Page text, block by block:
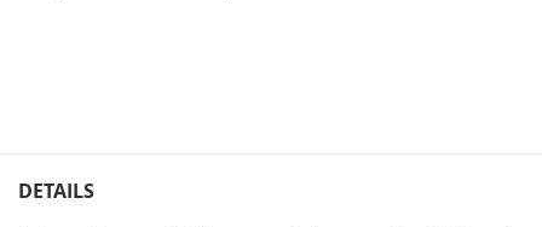
DETAILS